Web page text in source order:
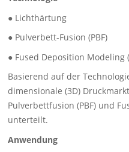
● Lichthärtung
● Pulverbett-Fusion (PBF)
● Fused Deposition Modeling
Basierend auf der
dimensionale (3D)
Pulverbettfusion (PBF) und
unterteilt.
Anwendung